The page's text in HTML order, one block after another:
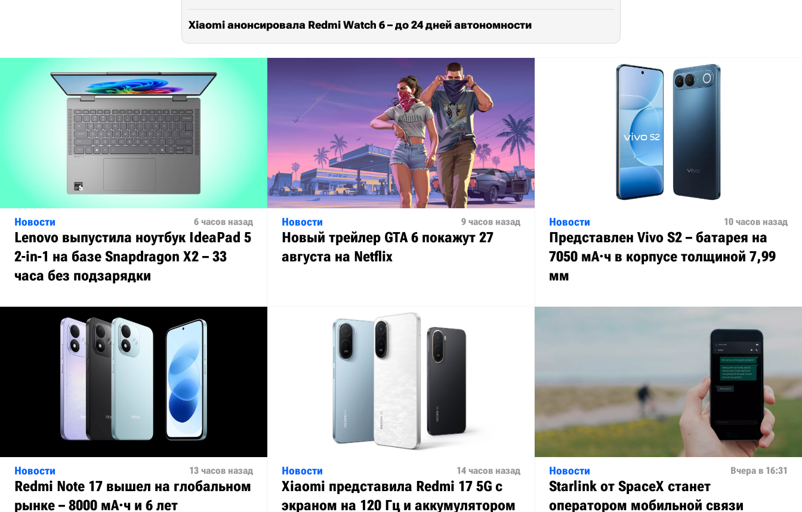
Xiaomi анонсировала Redmi Watch 6 – до 24 дней автономности
Новости 6 часов назад
Lenovo выпустила ноутбук IdeaPad 5
2-in-1 на базе Snapdragon X2 – 33
часа без подзарядки
Новости 9 часов назад
Новый трейлер GTA 6 покажут 27
августа на Netflix
Новости 10 часов назад
Представлен Vivo S2 – батарея на
7050 мА·ч в корпусе толщиной 7,99
мм
Новости 13 часов назад
Redmi Note 17 вышел на глобальном
рынке – 8000 мА·ч и 6 лет
Новости 14 часов назад
Xiaomi представила Redmi 17 5G с
экраном на 120 Гц и аккумулятором
Новости Вчера в 16:31
Starlink от SpaceX станет
оператором мобильной связи